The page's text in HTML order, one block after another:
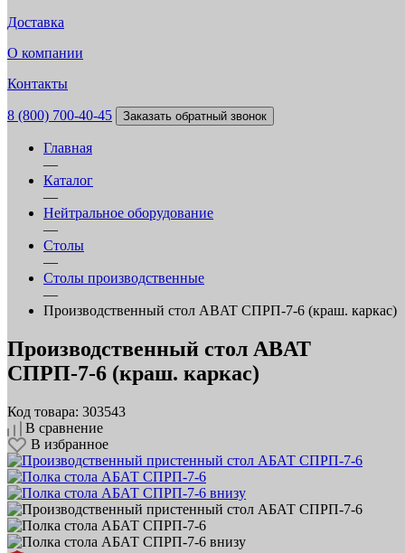
Доставка
О компании
Контакты
8 (800) 700-40-45 Заказать обратный звонок
Главная
—
Каталог
—
Нейтральное оборудование
—
Столы
—
Столы производственные
—
Производственный стол ABAT СПРП-7-6 (краш. каркас)
Производственный стол ABAT
СПРП-7-6 (краш. каркас)
Код товара: 303543
В сравнение
В избранное